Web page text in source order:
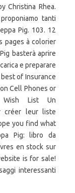
Christina Rhea.
tanti
Pig. 103. 12
pages à colorier
basterà aprire
e preparare
of Insurance
Cell Phones or
Wish List Un
créer leur liste
you find what
Pig: libro da
en stock sur
is for sale!
interessanti